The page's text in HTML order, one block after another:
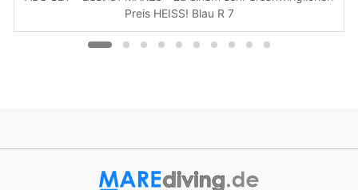
Preis HEISS! Blau R 7